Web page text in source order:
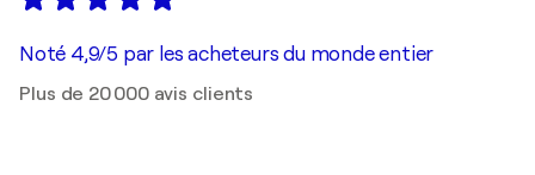
Noté 4,9/5 par les acheteurs du monde entier
Plus de 20 000 avis clients